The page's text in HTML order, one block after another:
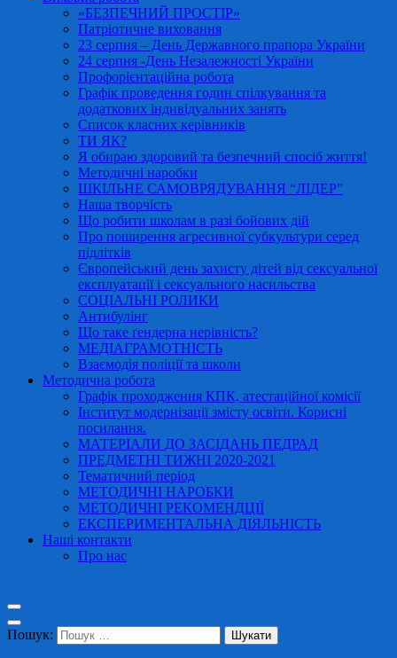
«БЕЗПЕЧНИЙ ПРОСТІР»
Патріотичне виховання
23 серпня – День Державного прапора України
24 серпня -День Незалежності України
Профорієнтаційна робота
Графік проведення годин спілкування та
додаткових індивідуальних занять
Список класних керівників
ТИ ЯК?
Я обираю здоровий та безпечний спосіб життя!
Методичні наробки
ШКІЛЬНЕ САМОВРЯДУВАННЯ “ЛІДЕР”
Наша творчість
Що робити школам в разі бойових дій
Про поширення агресивної субкультури серед
підлітків
Європейський день захисту дітей від сексуальної
експлуатації і сексуального насильства
СОЦІАЛЬНІ РОЛИКИ
Антибулінг
Що таке ґендерна нерівність?
МЕДІАГРАМОТНІСТЬ
Взаємодія поліції та школи
Методична робота
Графік проходження КПК, атестаційної комісії
Інститут модернізації змісту освіти. Корисні
посилання.
МАТЕРІАЛИ ДО ЗАСІДАНЬ ПЕДРАД
ПРЕДМЕТНІ ТИЖНІ 2020-2021
Тематичний період
МЕТОДИЧНІ НАРОБКИ
МЕТОДИЧНІ РЕКОМЕНДЦІЇ
ЕКСПЕРИМЕНТАЛЬНА ДІЯЛЬНІСТЬ
Наші контакти
Про нас
Пошук: